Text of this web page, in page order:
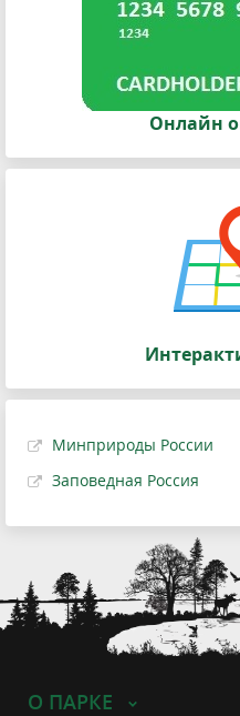
Онлайн
Минприроды России
Заповедная Россия
О ПАРКЕ